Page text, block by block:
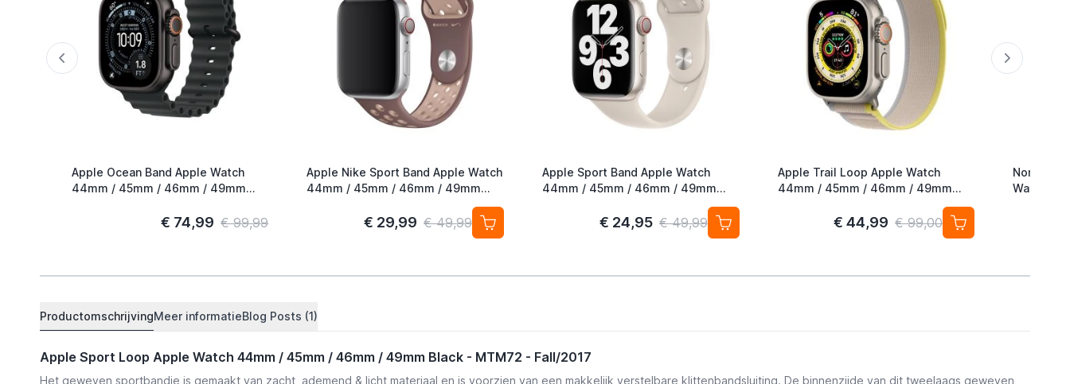
Apple Ocean Band Apple Watch
44mm / 45mm / 46mm / 49mm
€ 74,99 € 99,99
Apple Nike Sport Band Apple Watch
44mm / 45mm / 46mm / 49mm
Smokey Mauve / Particle Beige
€ 29,99 € 49,99
Apple Sport Band Apple Watch
44mm / 45mm / 46mm / 49mm
€ 24,95 € 49,99
Apple Trail Loop Apple Watch
44mm / 45mm / 46mm / 49mm
€ 44,99 € 99,00
Nomad
Watch
ProductomschrijvingMeer informatieBlog Posts (1)
Apple Sport Loop Apple Watch 44mm / 45mm / 46mm / 49mm Black - MTM72 - Fall/2017
Het geweven sportbandje is gemaakt van zacht, ademend & licht materiaal en is voorzien van een makkelijk verstelbare klittenbandsluiting. De binnenzijde van dit tweelaags geweven